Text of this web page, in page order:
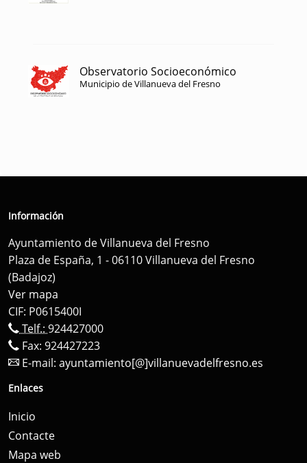
Observatorio Socioeconómico
Municipio de Villanueva del Fresno
Información
Ayuntamiento de Villanueva del Fresno
Plaza de España, 1 - 06110 Villanueva del Fresno
(Badajoz)
Ver mapa
CIF: P0615400I
Telf.: 924427000
Fax: 924427223
E-mail: ayuntamiento[@]villanuevadelfresno.es
Enlaces
Inicio
Contacte
Mapa web